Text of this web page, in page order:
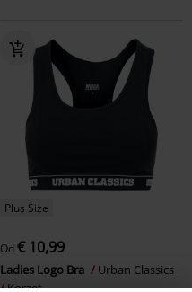
Plus Size
Od € 10,99
Ladies Logo Bra
Urban Classics
Korzet